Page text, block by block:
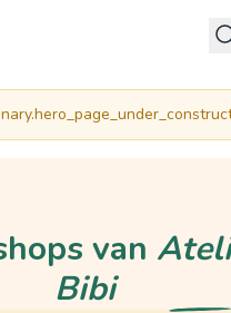
van
Bibi